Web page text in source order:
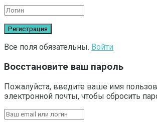
Все поля обязательны. Войти
Восстановите ваш пароль
Пожалуйста, введите ваше имя
электронной почты, чтобы сбросить